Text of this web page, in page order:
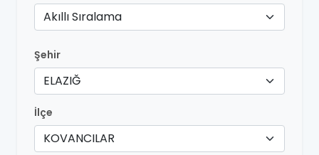
Akıllı Sıralama
Şehir
ELAZIĞ
İlçe
KOVANCILAR